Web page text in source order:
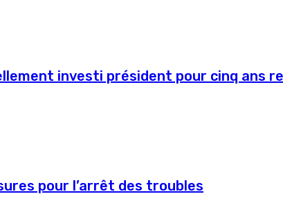
investi président pour cinq ans
pour l’arrêt des troubles